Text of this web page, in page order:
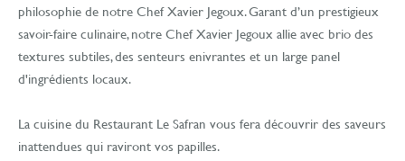
philosophie de notre Chef Xavier Jegoux. Garant d’un prestigieux
savoir-faire culinaire, notre Chef Xavier Jegoux allie avec brio des
textures subtiles, des senteurs enivrantes et un large panel
d'ingrédients locaux.
La cuisine du Restaurant Le Safran vous fera découvrir des saveurs
inattendues qui raviront vos papilles.